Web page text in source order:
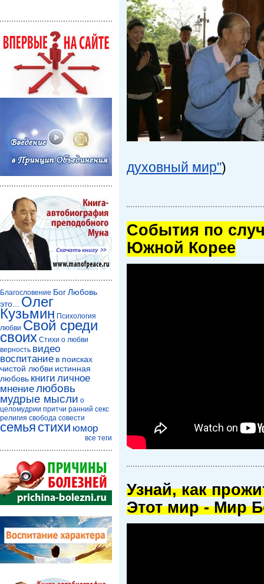
духовный мир")
Cобытия по
Южной Корее
Узнай, как
Этот мир - Мир
Благословение БогЛюбовь
это...
Олег
Кузьмин Психология
любви Свой среди
своих Стихи о любви
верность видео
воспитание в поисках
чистой любви истинная
любовь книги личное
мнениелюбовь
мудрые мысли о
целомудрии притчи ранний секс
религия свобода совести
семья стихи юмор
все теги